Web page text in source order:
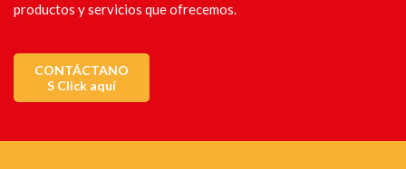
productos y servicios que ofrecemos.
CONTÁCTANO
S Click aquí